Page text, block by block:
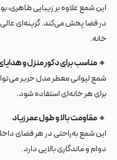
این شمع علاوه بر زیبایی ظاهری،
در فضا پخش می‌کند. گزینه‌ای
خانه.
🔸مناسب برای دکور منزل و
شمع لیوانی معطر مدل حریر
برای هر خانه‌ای استفاده شود.
🔸مقاومت بالا و طول عمر زیاد
این شمع به‌راحتی در هر فضای
دوام و ماندگاری بالایی دارد.